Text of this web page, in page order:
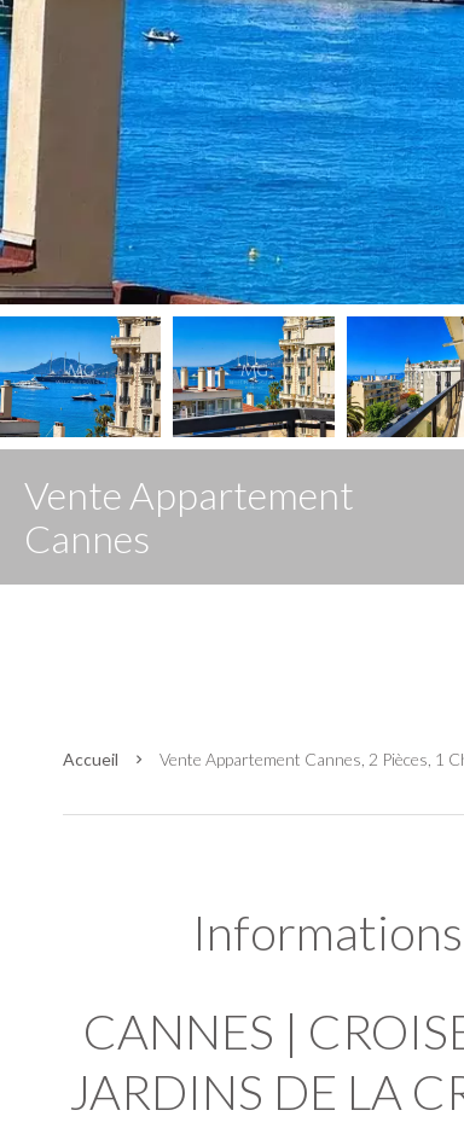
Vente Appartement
Cannes
Accueil Vente Appartement Cannes, 2 Pièces, 1
CANNES |
JARDINS DE LA